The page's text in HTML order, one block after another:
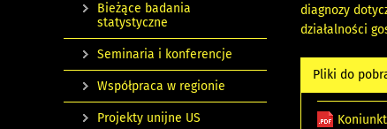
diagnozy
działalności
Pliki do
Bieżące badania
statystyczne
Seminaria i konferencje
Współpraca w regionie
Projekty unijne US